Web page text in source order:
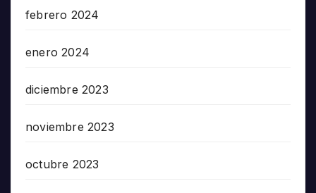
febrero 2024
enero 2024
diciembre 2023
noviembre 2023
octubre 2023